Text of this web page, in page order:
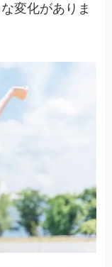
変化がありま